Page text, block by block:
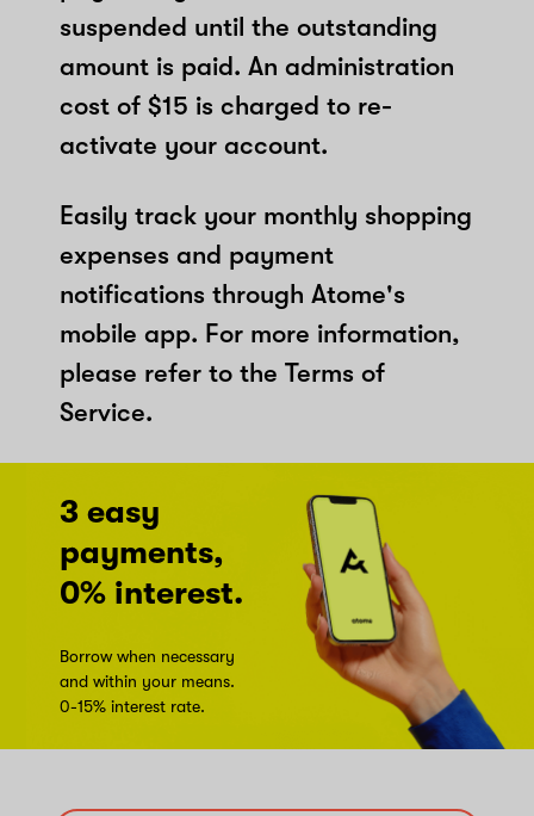
suspended until the outstanding
amount is paid. An administration
cost of $15 is charged to re-
activate your account.
Easily track your monthly shopping
expenses and payment
notifications through Atome's
mobile app. For more information,
please refer to the Terms of
Service.
3 easy
payments,
0% interest.
Borrow when necessary
and within your means.
0-15% interest rate.